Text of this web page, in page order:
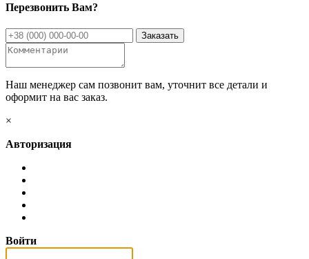
Перезвонить Вам?
Наш менеджер сам позвонит вам, уточнит все детали и
оформит на вас заказ.
×
Авторизация
Войти